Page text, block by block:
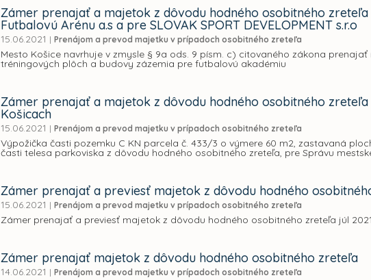
Zámer prenajať a majetok z dôvodu hodného osobitného
Futbalovú Arénu a.s a pre SLOVAK SPORT DEVELOPMENT s.r.o
15.06.2021 | Prenájom a prevod majetku v prípadoch osobitného zreteľa
Mesto Košice navrhuje v zmysle § 9a ods. 9 písm. c) citovaného zákona
tréningových plôch a budovy zázemia pre futbalovú akadémiu
Zámer prenajať a majetok z dôvodu hodného osobitného
Košicach
15.06.2021 | Prenájom a prevod majetku v prípadoch osobitného zreteľa
Výpožička časti pozemku C KN parcela č. 433/3 o výmere 60 m2, zastavaná
časti telesa parkoviska z dôvodu hodného osobitného zreteľa, pre Správu
Zámer prenajať a previesť majetok z dôvodu hodného
15.06.2021 | Prenájom a prevod majetku v prípadoch osobitného zreteľa
Zámer prenajať a previesť majetok z dôvodu hodného osobitného zreteľa júl 2021
Zámer prenajať majetok z dôvodu hodného osobitného zreteľa
14.06.2021 | Prenájom a prevod majetku v prípadoch osobitného zreteľa